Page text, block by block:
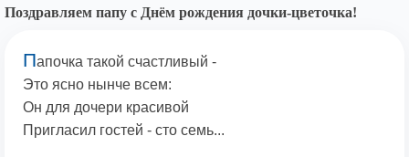
Поздравляем папу с Днём рождения дочки-цветочка!
Папочка такой счастливый -
Это ясно нынче всем:
Он для дочери красивой
Пригласил гостей - сто семь...